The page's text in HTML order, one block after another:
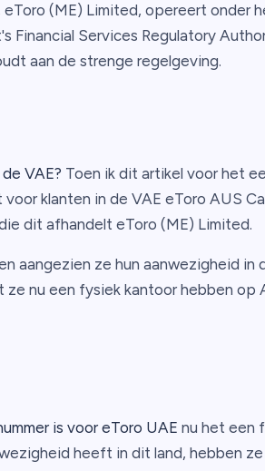
(ME) Limited, opereert onder
Financial Services Regulatory
aan de strenge regelgeving.
VAE? Toen ik dit artikel voor het
klanten in de VAE eToro AUS
dit afhandelt eToro (ME) Limited.
aangezien ze hun aanwezigheid in
nu een fysiek kantoor hebben op
is voor eToro UAE nu het een
heeft in dit land, hebben